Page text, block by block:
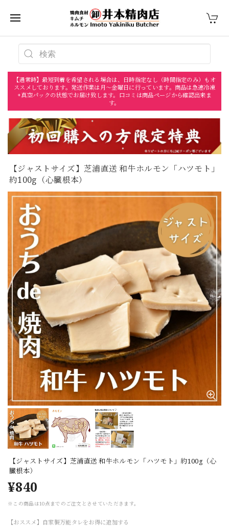
【通常時】最短到着を希望される場合は、日時指定なし（時間指定のみ）もオ
ススメしております。発送作業は月〜金曜日に行っています。商品は急速冷凍
+真空パックの状態でお届け致します。口コミは商品ページから確認出来ま
す。
【ジャストサイズ】芝浦直送 和牛ホルモン「ハツモト」
約100g（心臓根本）
【ジャストサイズ】芝浦直送 和牛ホルモン「ハツモト」約100g（心
臓根本）
¥840
※この商品は10点までのご注文とさせていただきます。
【おススメ】自家製万能タレをお得に追加する